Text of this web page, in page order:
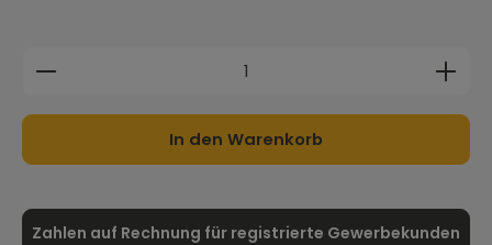
Produkt Anzahl: Gib den gewünschten Wert
In den Warenkorb
Zahlen auf Rechnung für registrierte Gewerbekunden